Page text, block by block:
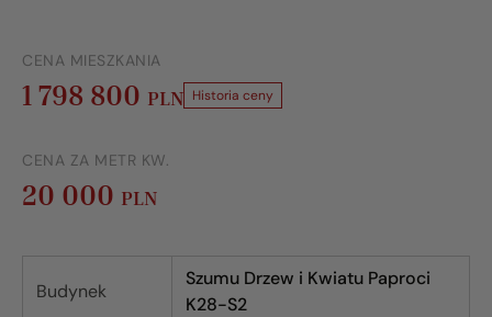
CENA MIESZKANIA
1 798 800 PLN Historia ceny
CENA ZA METR KW.
20 000 PLN
Budynek
Szumu Drzew i Kwiatu Paproci
K28-S2